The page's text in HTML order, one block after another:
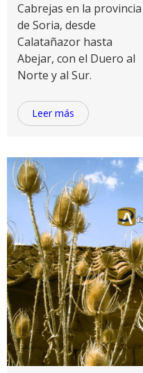
Cabrejas en la provincia
de Soria, desde
Calatañazor hasta
Abejar, con el Duero al
Norte y al Sur.
Leer más